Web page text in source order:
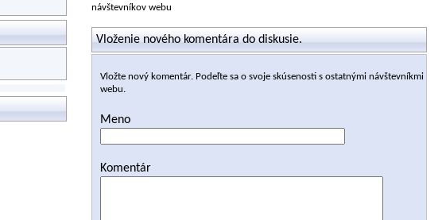
návštevníkov webu
Vloženie nového komentára do diskusie.
Vložte nový komentár. Podeľte sa o svoje skúsenosti s ostatnými návštevníkmi
webu.
Meno
Komentár